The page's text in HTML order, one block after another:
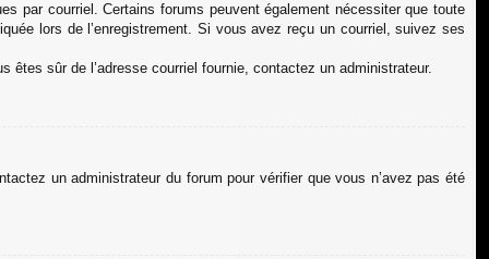
par courriel. Certains forums peuvent également nécessiter que toute
lors de l’enregistrement. Si vous avez reçu un courriel, suivez ses
sûr de l’adresse courriel fournie, contactez un administrateur.
un administrateur du forum pour vérifier que vous n’avez pas été